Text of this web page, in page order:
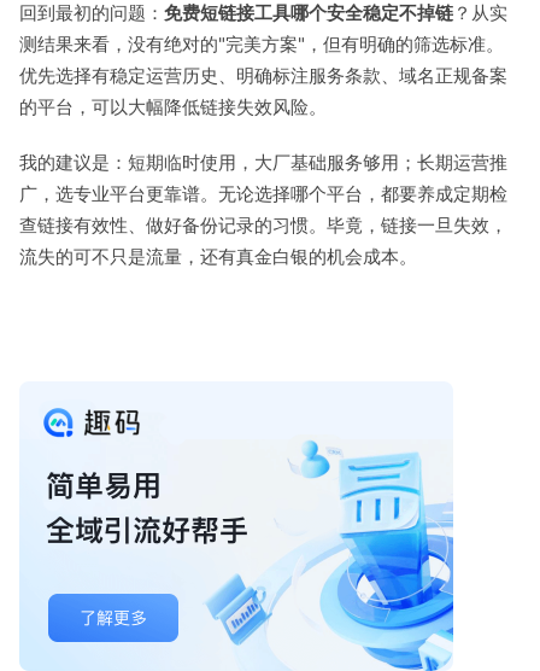
回到最初的问题： 免费短链接工具哪个安全稳定不掉链 ？从实
测结果来看，没有绝对的"完美方案"，但有明确的筛选标准。
优先选择有稳定运营历史、明确标注服务条款、域名正规备案
的平台，可以大幅降低链接失效风险。
我的建议是：短期临时使用，大厂基础服务够用；长期运营推
广，选专业平台更靠谱。无论选择哪个平台，都要养成定期检
查链接有效性、做好备份记录的习惯。毕竟，链接一旦失效，
流失的可不只是流量，还有真金白银的机会成本。